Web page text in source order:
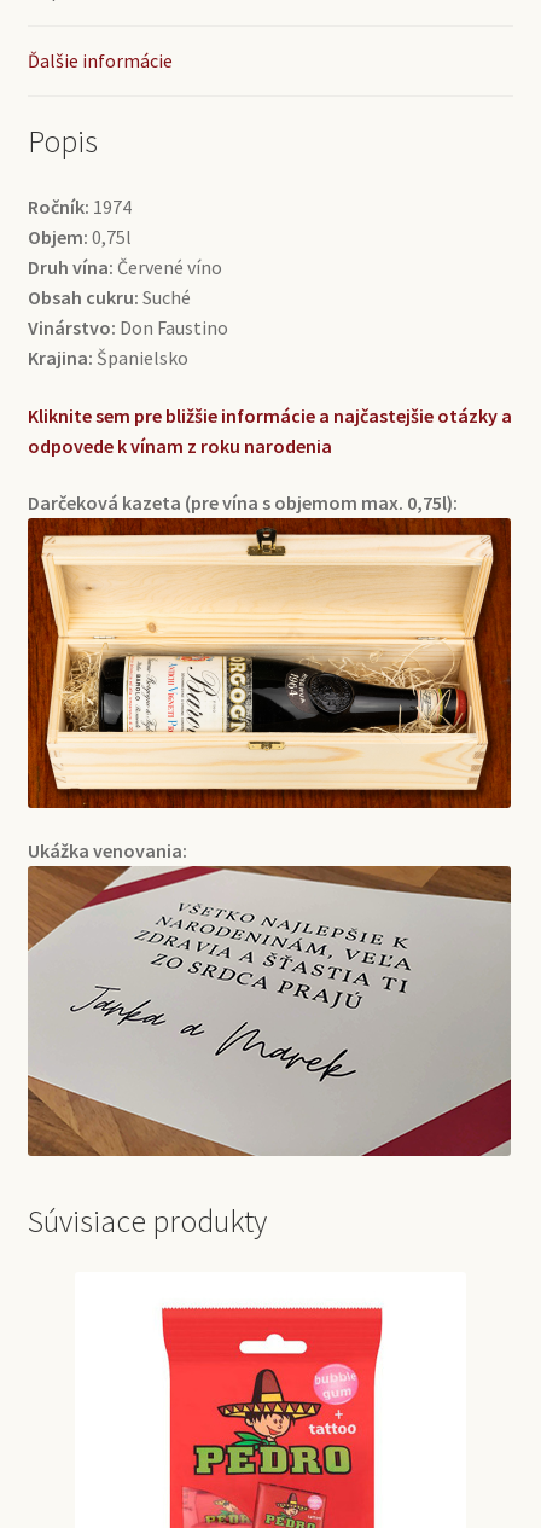
Ďalšie informácie
Popis
Ročník: 1974
Objem: 0,75l
Druh vína: Červené víno
Obsah cukru: Suché
Vinárstvo: Don Faustino
Krajina: Španielsko
Kliknite sem pre bližšie informácie a najčastejšie otázky a
odpovede k vínam z roku narodenia
Darčeková kazeta (pre vína s objemom max. 0,75l):
Ukážka venovania:
Súvisiace produkty